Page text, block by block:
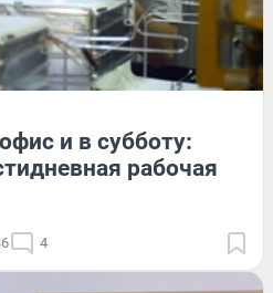
и в субботу:
рабочая
4